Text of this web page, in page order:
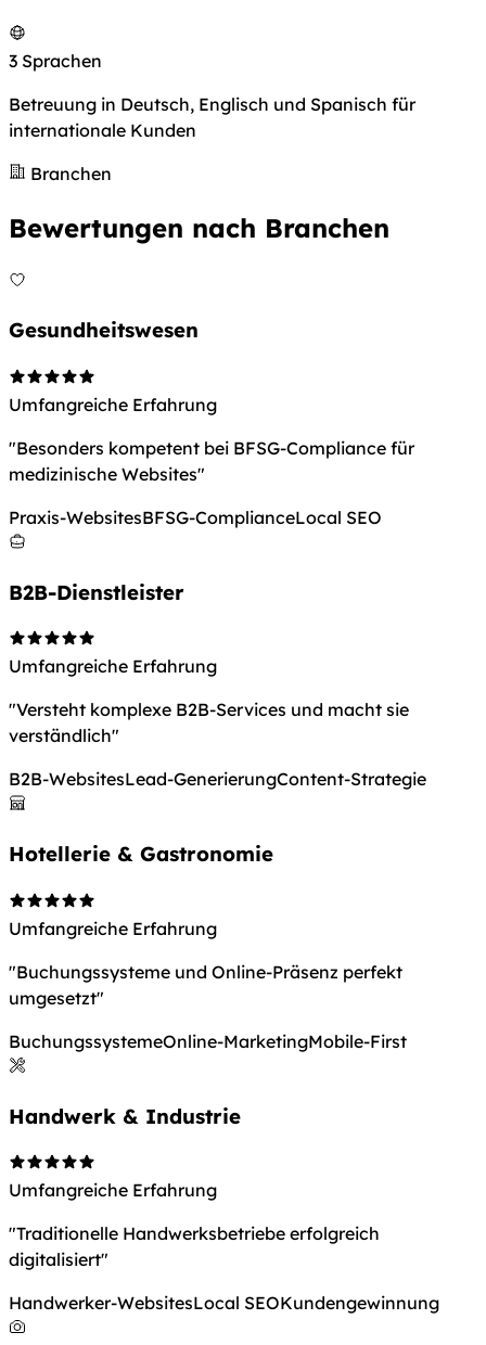
3 Sprachen
Betreuung in Deutsch, Englisch und Spanisch für
internationale Kunden
Branchen
Bewertungen nach Branchen
Gesundheitswesen
Umfangreiche Erfahrung
"Besonders kompetent bei BFSG-Compliance für
medizinische Websites"
Praxis-WebsitesBFSG-ComplianceLocal SEO
B2B-Dienstleister
Umfangreiche Erfahrung
"Versteht komplexe B2B-Services und macht sie
verständlich"
B2B-WebsitesLead-GenerierungContent-Strategie
Hotellerie & Gastronomie
Umfangreiche Erfahrung
"Buchungssysteme und Online-Präsenz perfekt
umgesetzt"
BuchungssystemeOnline-MarketingMobile-First
Handwerk & Industrie
Umfangreiche Erfahrung
"Traditionelle Handwerksbetriebe erfolgreich
digitalisiert"
Handwerker-WebsitesLocal SEOKundengewinnung